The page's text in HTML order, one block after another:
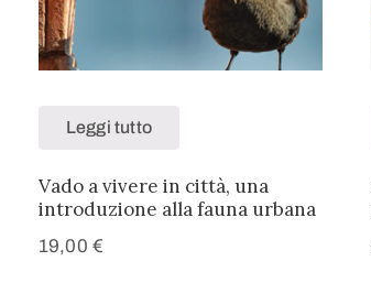
Leggi tutto
Vado a vivere in città, una
introduzione alla fauna urbana
19,00€